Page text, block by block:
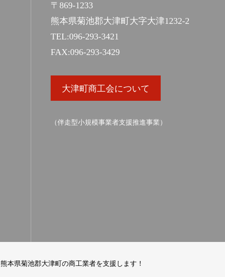
〒869-1233
熊本県菊池郡大津町大字大津1232-2
TEL:096-293-3421
FAX:096-293-3429
大津町商工会について
（伴走型小規模事業者支援推進事業）
熊本県菊池郡大津町の商工業者を支援します！